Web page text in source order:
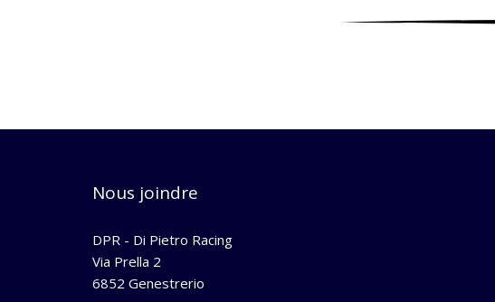
Nous joindre
DPR - Di Pietro Racing
Via Prella 2
6852 Genestrerio